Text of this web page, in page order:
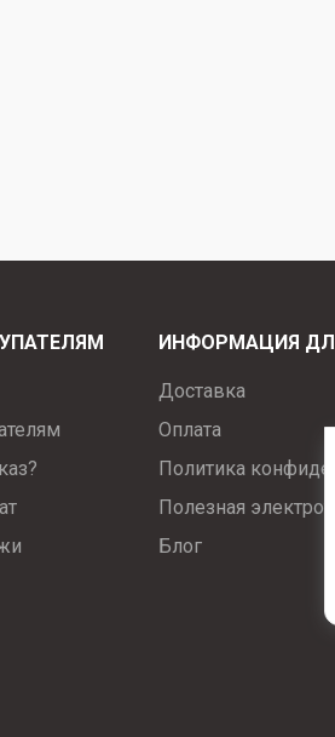
ИНФОРМАЦИЯ
Доставка
Оплата
Политика
Полезная
Блог